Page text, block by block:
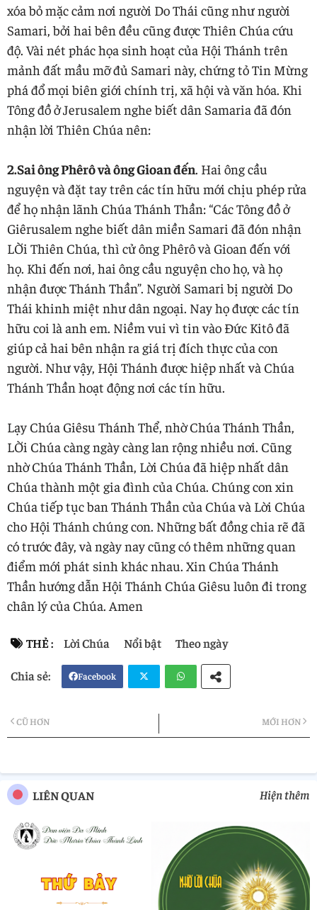
xóa bỏ mặc cảm nơi người Do Thái cũng như người
Samari, bởi hai bên đều cũng được Thiên Chúa cứu
độ. Vài nét phác họa sinh hoạt của Hội Thánh trên
mảnh đất mầu mỡ đủ Samari này, chứng tỏ Tin Mừng
phá đổ mọi biên giới chính trị, xã hội và văn hóa. Khi
Tông đồ ở Jerusalem nghe biết dân Samaria đã đón
nhận lời Thiên Chúa nên:
2.Sai ông Phêrô và ông Gioan đến. Hai ông cầu
nguyện và đặt tay trên các tín hữu mới chịu phép rửa
để họ nhận lãnh Chúa Thánh Thần: “Các Tông đồ ở
Giêrusalem nghe biết dân miền Samari đã đón nhận
LỜi Thiên Chúa, thì cử ông Phêrô và Gioan đến với
họ. Khi đến nơi, hai ông cầu nguyện cho họ, và họ
nhận được Thánh Thần”. Người Samari bị người Do
Thái khinh miệt như dân ngoại. Nay họ được các tín
hữu coi là anh em. Niềm vui vì tin vào Đức Kitô đã
giúp cả hai bên nhận ra giá trị đích thực của con
người. Như vậy, Hội Thánh được hiệp nhất và Chúa
Thánh Thần hoạt động nơi các tín hữu.
Lạy Chúa Giêsu Thánh Thể, nhờ Chúa Thánh Thần,
LỜi Chúa càng ngày càng lan rộng nhiều nơi. Cũng
nhờ Chúa Thánh Thần, Lời Chúa đã hiệp nhất dân
Chúa thành một gia đình của Chúa. Chúng con xin
Chúa tiếp tục ban Thánh Thần của Chúa và Lời Chúa
cho Hội Thánh chúng con. Những bất đồng chia rẽ đã
có trước đây, và ngày nay cũng có thêm những quan
điểm mới phát sinh khác nhau. Xin Chúa Thánh
Thần hướng dẫn Hội Thánh Chúa Giêsu luôn đi trong
chân lý của Chúa. Amen
THẺ : Lời Chúa Nổi bật Theo ngày
Facebook
MỚI HƠN
CŨ HƠN
LIÊN QUAN Hiện thêm